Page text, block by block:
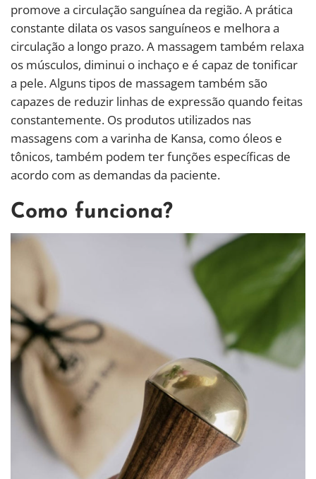
promove a circulação sanguínea da região. A prática
constante dilata os vasos sanguíneos e melhora a
circulação a longo prazo. A massagem também relaxa
os músculos, diminui o inchaço e é capaz de tonificar
a pele. Alguns tipos de massagem também são
capazes de reduzir linhas de expressão quando feitas
constantemente. Os produtos utilizados nas
massagens com a varinha de Kansa, como óleos e
tônicos, também podem ter funções específicas de
acordo com as demandas da paciente.
Como funciona?